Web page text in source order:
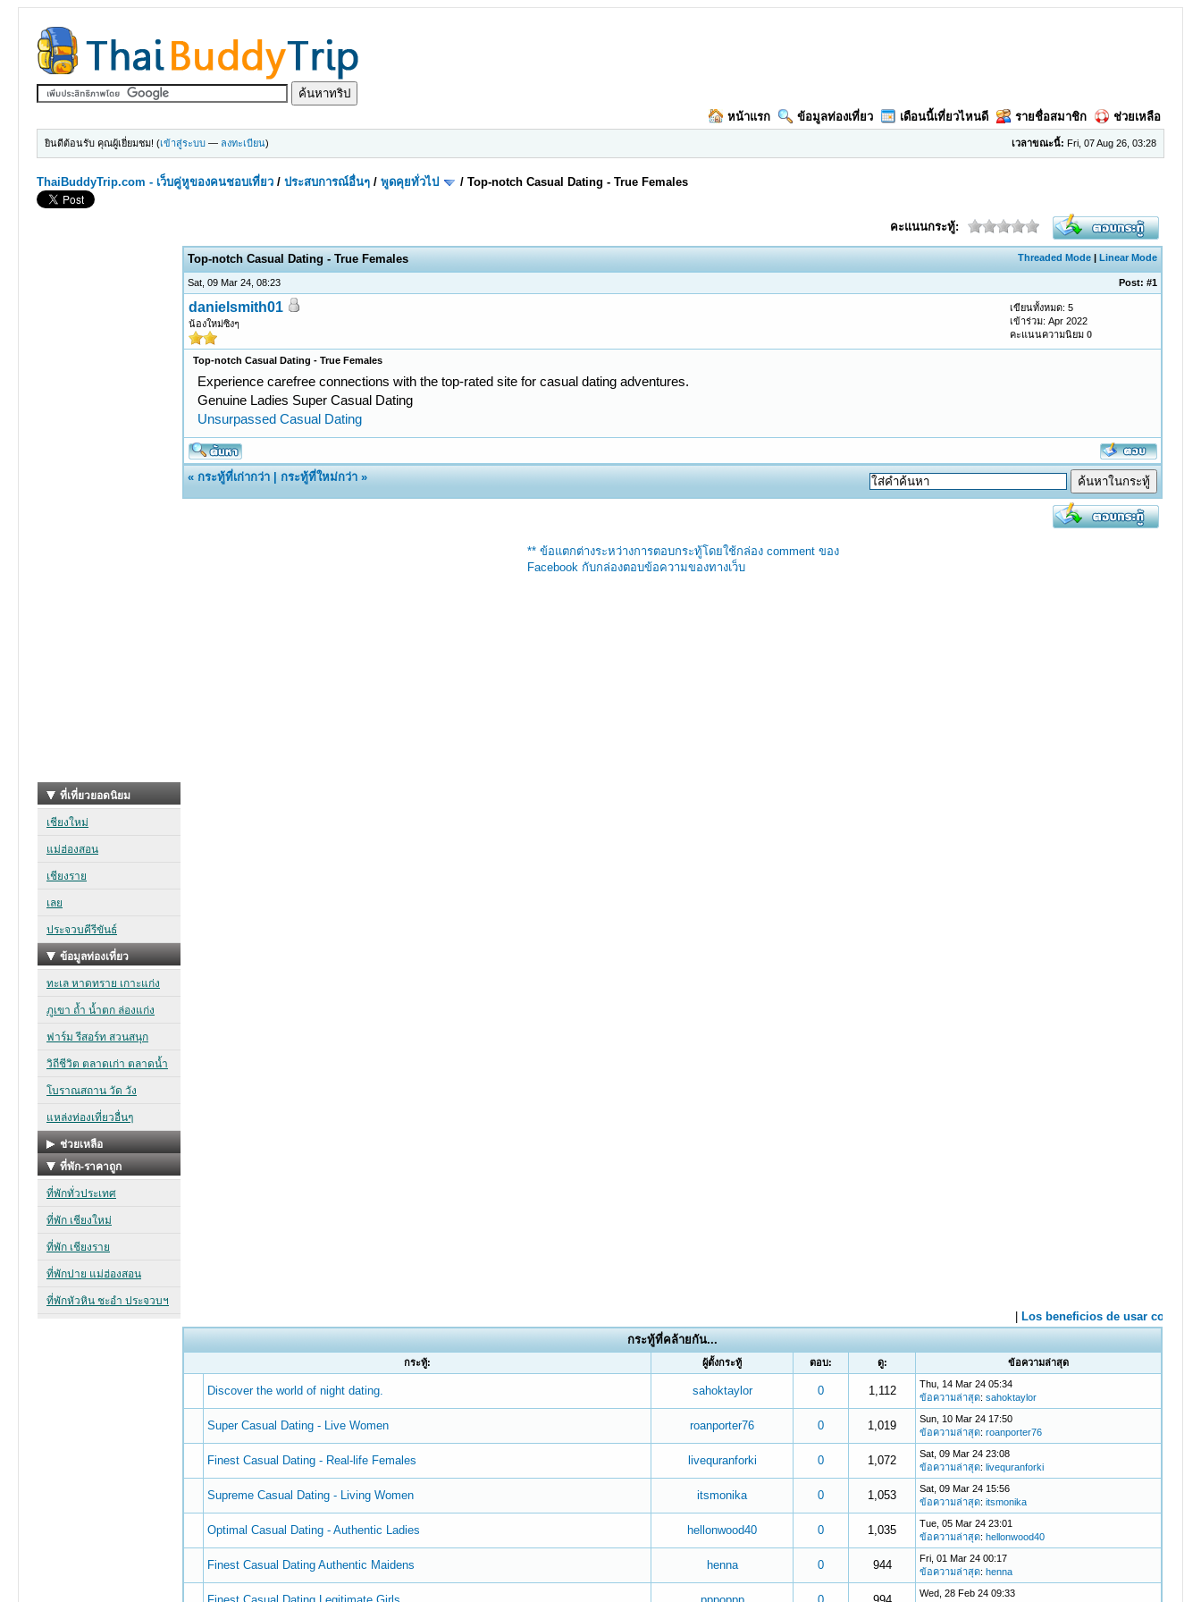
หน้าแรก ข้อมูลท่องเที่ยว เดือนนี้เที่ยวไหนดี รายชื่อสมาชิก ช่วยเหลือ
เวลาขณะนี้: Fri, 07 Aug 26, 03:28
ยินดีต้อนรับ คุณผู้เยี่ยมชม! (เข้าสู่ระบบ — ลงทะเบียน)
ThaiBuddyTrip.com - เว็บคู่หูของคนชอบเที่ยว /ประสบการณ์อื่นๆ /พูดคุยทั่วไป /Top-notch Сasual Dating - True Females
คะแนนกระทู้:
Threaded Mode |Linear Mode
Top-notch Сasual Dating - True Females
Sat, 09 Mar 24, 08:23 Post:#1
danielsmith01
น้องใหม่ซิงๆ
เขียนทั้งหมด: 5
เข้าร่วม: Apr 2022
คะแนนความนิยม0
Top-notch Сasual Dating - True Females
Experience carefree connections with the top-rated site for casual dating adventures.
Genuine Ladies Super Сasual Dating
Unsurpassed Сasual Dating
«กระทู้ที่เก่ากว่า |กระทู้ที่ใหม่กว่า »
** ข้อแตกต่างระหว่างการตอบกระทู้โดยใช้กล่อง comment ของ
Facebook กับกล่องตอบข้อความของทางเว็บ
กระทู้ที่คล้ายกัน...
กระทู้: ผู้ตั้งกระทู้ ตอบ: ดู: ข้อความล่าสุด
Discover the world of night dating. sahoktaylor 0 1,112
Thu, 14 Mar 24 05:34
ข้อความล่าสุด:sahoktaylor
Super Сasual Dating - Live Women roanporter76 0 1,019
Sun, 10 Mar 24 17:50
ข้อความล่าสุด:roanporter76
Finest Сasual Dating - Real-life Females livequranforki 0 1,072
Sat, 09 Mar 24 23:08
ข้อความล่าสุด:livequranforki
Supreme Сasual Dating - Living Women itsmonika 0 1,053
Sat, 09 Mar 24 15:56
ข้อความล่าสุด:itsmonika
Optimal Сasual Dating - Authentic Ladies hellonwood40 0 1,035
Tue, 05 Mar 24 23:01
ข้อความล่าสุด:hellonwood40
Finest Сasual Dating Authentic Maidens henna 0 944
Fri, 01 Mar 24 00:17
ข้อความล่าสุด:henna
Wed, 28 Feb 24 09:33